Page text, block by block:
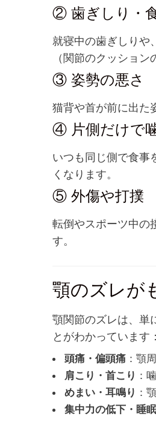
② 歯ぎしり・
就寝中の歯ぎしりや
（関節のクッショ
③ 姿勢の悪さ
猫背や首が前に出た
④ 片側だけで
いつも同じ側で食事
くなります。
⑤ 外傷や打撲
転倒やスポーツ中の
す。
顎のズレが
顎関節のズレは、単
とがわかっています：
頭痛・偏頭痛：顎
肩こり・首こり ：
めまい・耳鳴り ：
集中力の低下・睡